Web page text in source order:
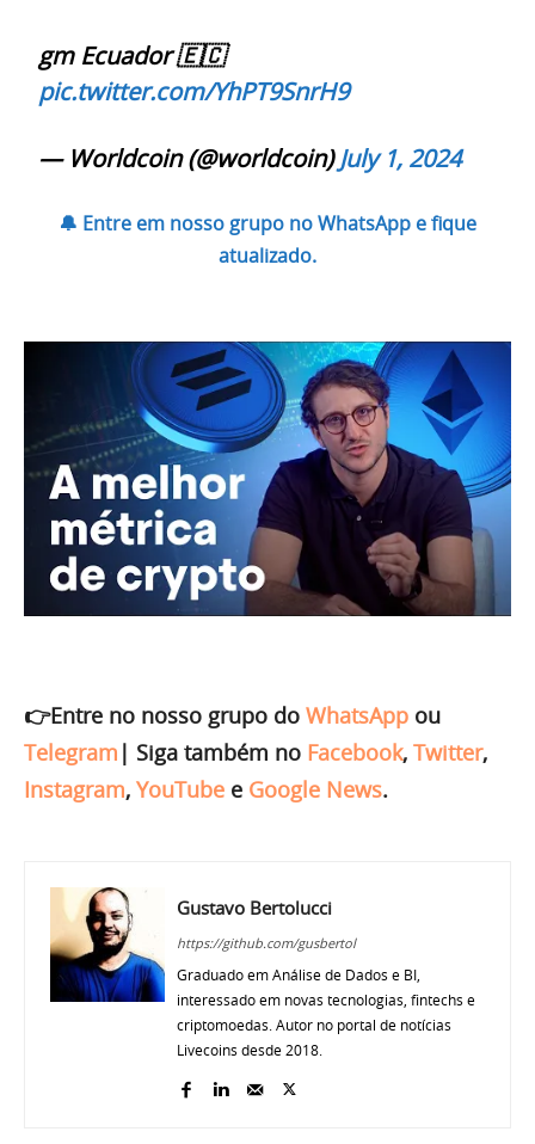
gm Ecuador 🇪🇨
pic.twitter.com/YhPT9SnrH9
— Worldcoin (@worldcoin)July 1, 2024
🔔 Entre em nosso grupo no WhatsApp e fique
atualizado.
👉Entre no nosso grupo do WhatsApp ou
Telegram | Siga também no Facebook, Twitter,
Instagram, YouTube e Google News.
Gustavo Bertolucci
https://github.com/gusbertol
Graduado em Análise de Dados e BI,
interessado em novas tecnologias, fintechs e
criptomoedas. Autor no portal de notícias
Livecoins desde 2018.